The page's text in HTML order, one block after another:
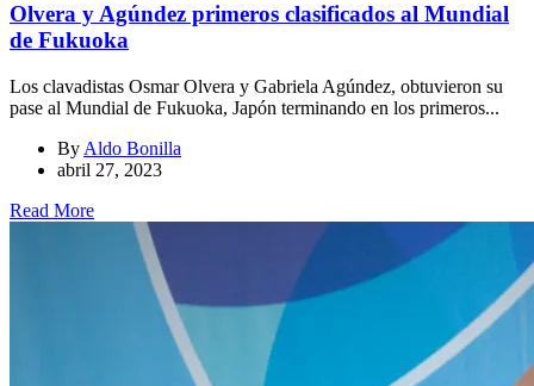
Olvera y Agúndez primeros clasificados al Mundial
de Fukuoka
Los clavadistas Osmar Olvera y Gabriela Agúndez, obtuvieron su
pase al Mundial de Fukuoka, Japón terminando en los primeros...
By Aldo Bonilla
abril 27, 2023
Read More